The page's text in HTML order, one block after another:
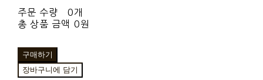
주문 수량
0개
총 상품 금액 0원
구매하기
장바구니에 담기